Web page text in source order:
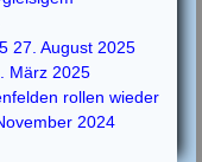
27. August 2025
März 2025
rollen wieder
2024